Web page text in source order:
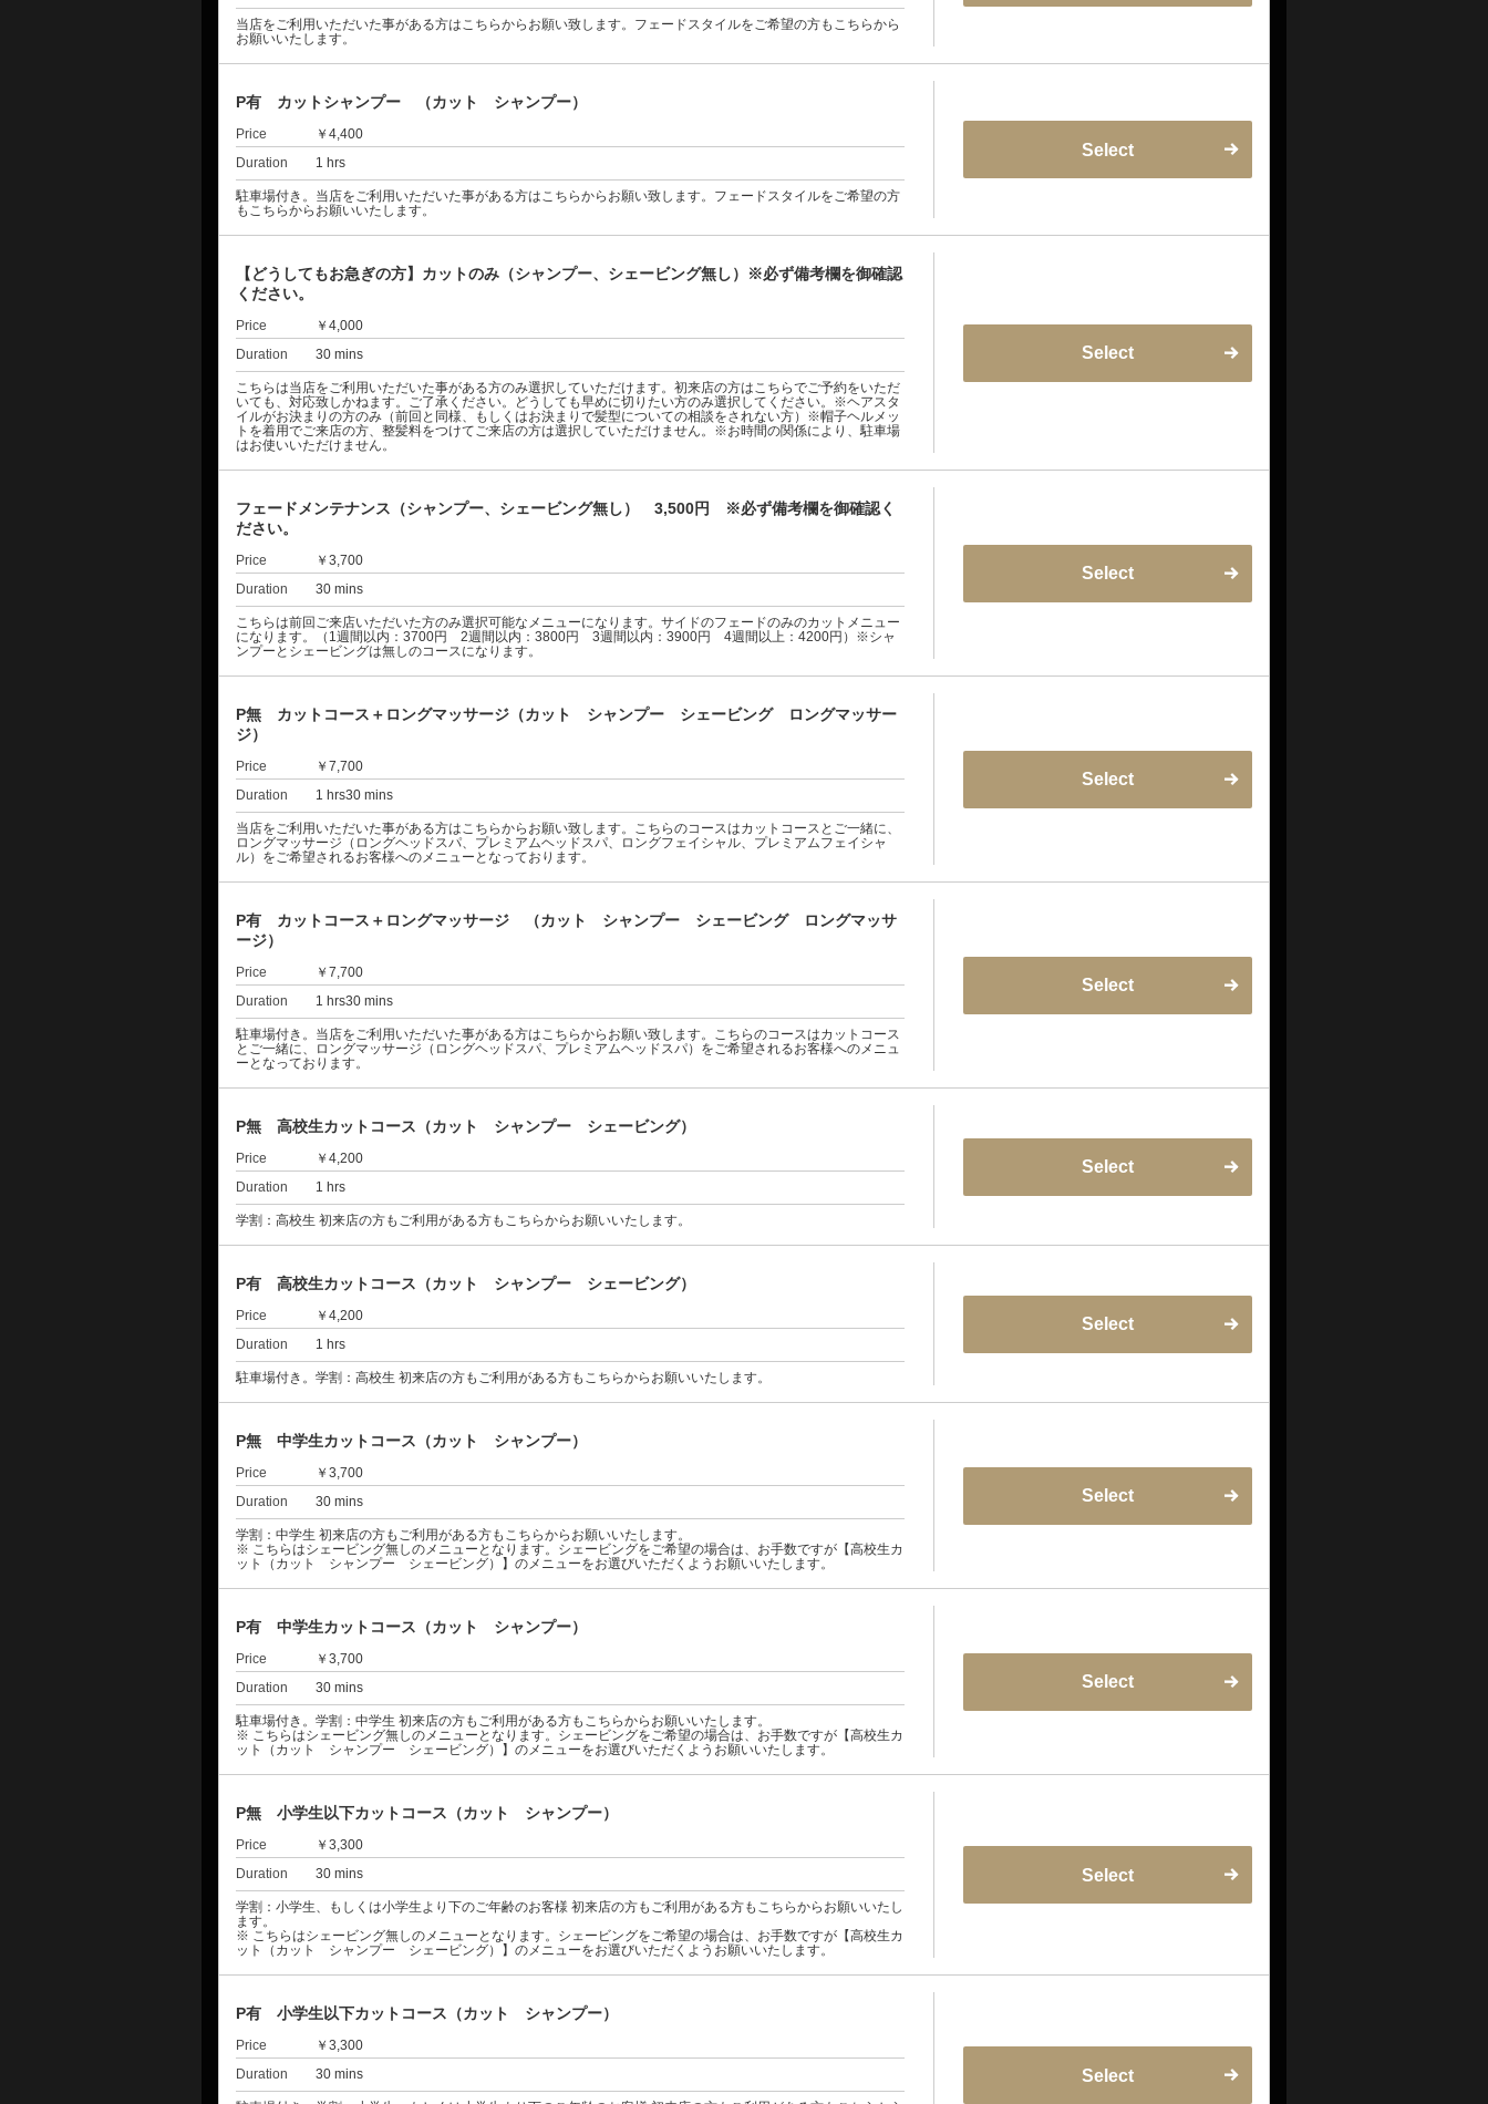
当店をご利用いただいた事がある方はこちらからお願い致します。フェードスタイルをご希望の方もこちらから
お願いいたします。
P有 カットシャンプー （カット シャンプー）
Price
￥4,400
Duration
1 hrs
駐車場付き。当店をご利用いただいた事がある方はこちらからお願い致します。フェードスタイルをご希望の方
もこちらからお願いいたします。
Select
【どうしてもお急ぎの方】カットのみ（シャンプー、シェービング無し）※必ず備考欄を御確認
ください。
Price
￥4,000
Duration
30 mins
こちらは当店をご利用いただいた事がある方のみ選択していただけます。初来店の方はこちらでご予約をいただ
いても、対応致しかねます。ご了承ください。どうしても早めに切りたい方のみ選択してください。※ヘアスタ
イルがお決まりの方のみ（前回と同様、もしくはお決まりで髪型についての相談をされない方）※帽子ヘルメッ
トを着用でご来店の方、整髪料をつけてご来店の方は選択していただけません。※お時間の関係により、駐車場
はお使いいただけません。
Select
フェードメンテナンス（シャンプー、シェービング無し） 3,500円 ※必ず備考欄を御確認く
ださい。
Price
￥3,700
Duration
30 mins
こちらは前回ご来店いただいた方のみ選択可能なメニューになります。サイドのフェードのみのカットメニュー
になります。（1週間以内：3700円 2週間以内：3800円 3週間以内：3900円 4週間以上：4200円）※シャ
ンプーとシェービングは無しのコースになります。
Select
P無 カットコース＋ロングマッサージ（カット シャンプー シェービング ロングマッサー
ジ）
Price
￥7,700
Duration
1 hrs30 mins
当店をご利用いただいた事がある方はこちらからお願い致します。こちらのコースはカットコースとご一緒に、
ロングマッサージ（ロングヘッドスパ、プレミアムヘッドスパ、ロングフェイシャル、プレミアムフェイシャ
ル）をご希望されるお客様へのメニューとなっております。
Select
P有 カットコース＋ロングマッサージ （カット シャンプー シェービング ロングマッサ
ージ）
Price
￥7,700
Duration
1 hrs30 mins
駐車場付き。当店をご利用いただいた事がある方はこちらからお願い致します。こちらのコースはカットコース
とご一緒に、ロングマッサージ（ロングヘッドスパ、プレミアムヘッドスパ）をご希望されるお客様へのメニュ
ーとなっております。
Select
P無 高校生カットコース（カット シャンプー シェービング）
Price
￥4,200
Duration
1 hrs
学割：高校生 初来店の方もご利用がある方もこちらからお願いいたします。
Select
P有 高校生カットコース（カット シャンプー シェービング）
Price
￥4,200
Duration
1 hrs
駐車場付き。学割：高校生 初来店の方もご利用がある方もこちらからお願いいたします。
Select
P無 中学生カットコース（カット シャンプー）
Price
￥3,700
Duration
30 mins
学割：中学生 初来店の方もご利用がある方もこちらからお願いいたします。
※ こちらはシェービング無しのメニューとなります。シェービングをご希望の場合は、お手数ですが【高校生カ
ット（カット シャンプー シェービング）】のメニューをお選びいただくようお願いいたします。
Select
P有 中学生カットコース（カット シャンプー）
Price
￥3,700
Duration
30 mins
駐車場付き。学割：中学生 初来店の方もご利用がある方もこちらからお願いいたします。
※ こちらはシェービング無しのメニューとなります。シェービングをご希望の場合は、お手数ですが【高校生カ
ット（カット シャンプー シェービング）】のメニューをお選びいただくようお願いいたします。
Select
P無 小学生以下カットコース（カット シャンプー）
Price
￥3,300
Duration
30 mins
学割：小学生、もしくは小学生より下のご年齢のお客様 初来店の方もご利用がある方もこちらからお願いいたし
ます。
※ こちらはシェービング無しのメニューとなります。シェービングをご希望の場合は、お手数ですが【高校生カ
ット（カット シャンプー シェービング）】のメニューをお選びいただくようお願いいたします。
Select
P有 小学生以下カットコース（カット シャンプー）
Price
￥3,300
Duration
30 mins Select